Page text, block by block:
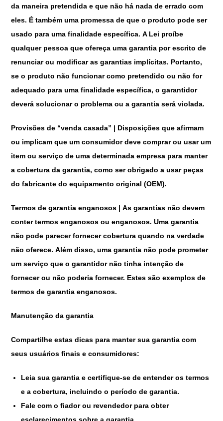
da maneira pretendida e que não há nada de errado com
eles. É também uma promessa de que o produto pode ser
usado para uma finalidade específica. A Lei proíbe
qualquer pessoa que ofereça uma garantia por escrito de
renunciar ou modificar as garantias implícitas. Portanto,
se o produto não funcionar como pretendido ou não for
adequado para uma finalidade específica, o garantidor
deverá solucionar o problema ou a garantia será violada.
Provisões de “venda casada” | Disposições que afirmam
ou implicam que um consumidor deve comprar ou usar um
item ou serviço de uma determinada empresa para manter
a cobertura da garantia, como ser obrigado a usar peças
do fabricante do equipamento original (OEM).
Termos de garantia enganosos | As garantias não devem
conter termos enganosos ou enganosos. Uma garantia
não pode parecer fornecer cobertura quando na verdade
não oferece. Além disso, uma garantia não pode prometer
um serviço que o garantidor não tinha intenção de
fornecer ou não poderia fornecer. Estes são exemplos de
termos de garantia enganosos.
Manutenção da garantia
Compartilhe estas dicas para manter sua garantia com
seus usuários finais e consumidores:
Leia sua garantia e certifique-se de entender os termos
e a cobertura, incluindo o período de garantia.
Fale com o fiador ou revendedor para obter